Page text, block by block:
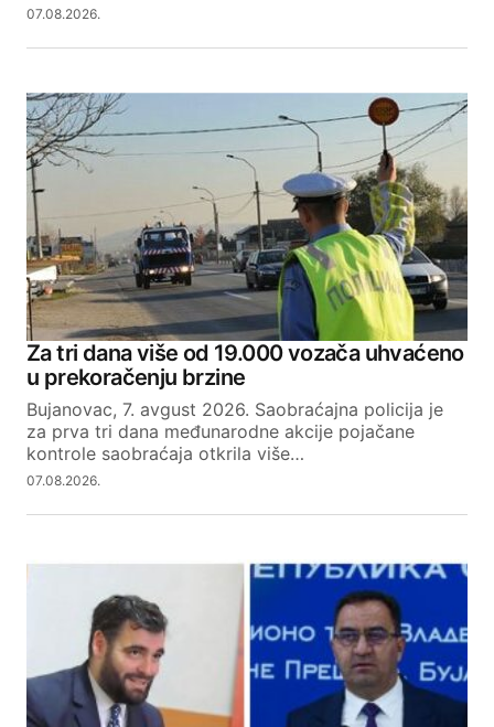
07.08.2026.
Za tri dana više od 19.000 vozača uhvaćeno
u prekoračenju brzine
Bujanovac, 7. avgust 2026. Saobraćajna policija je
za prva tri dana međunarodne akcije pojačane
kontrole saobraćaja otkrila više…
07.08.2026.